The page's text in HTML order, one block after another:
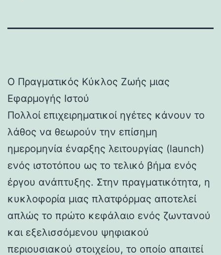
Ο Πραγματικός Κύκλος Ζωής μιας
Εφαρμογής Ιστού
Πολλοί επιχειρηματικοί ηγέτες κάνουν το
λάθος να θεωρούν την επίσημη
ημερομηνία έναρξης λειτουργίας (launch)
ενός ιστοτόπου ως το τελικό βήμα ενός
έργου ανάπτυξης. Στην πραγματικότητα, η
κυκλοφορία μιας πλατφόρμας αποτελεί
απλώς το πρώτο κεφάλαιο ενός ζωντανού
και εξελισσόμενου ψηφιακού
περιουσιακού στοιχείου, το οποίο απαιτεί